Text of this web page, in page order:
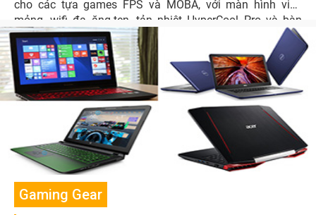
cho các tựa games FPS và MOBA, với màn hình viền
mỏng, wifi đa ăng-ten, tản nhiệt HyperCool Pro và bàn
phím HyperStrike Pro.
Gaming Gear